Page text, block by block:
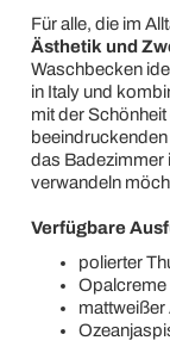
Für alle, die im
Ästhetik und
Waschbecken
in Italy und
mit der
beeindruckenden
das Badezimmer
verwandeln
Verfügbare
polierter
Opalcreme
mattweißer